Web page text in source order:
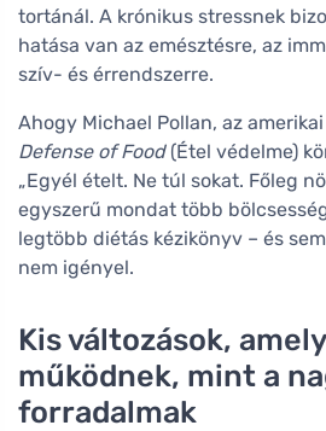
tortánál. A krónikus stressnek
hatása van az emésztésre, az
szív- és érrendszerre.
Ahogy Michael Pollan, az
Defense of Food(Étel védelme)
„Egyél ételt. Ne túl sokat. Főleg
egyszerű mondat több
legtöbb diétás kézikönyv – és
nem igényel.
Kis változások,
működnek, mint a
forradalmak